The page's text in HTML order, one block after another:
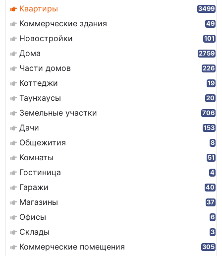
Квартиры 3499
Коммерческие здания 49
Новостройки 101
Дома 2759
Части домов 226
Коттеджи 19
Таунхаусы 20
Земельные участки 706
Дачи 153
Общежития 8
Комнаты 51
Гостиница 4
Гаражи 40
Магазины 37
Офисы 6
Склады 3
Коммерческие помещения 305